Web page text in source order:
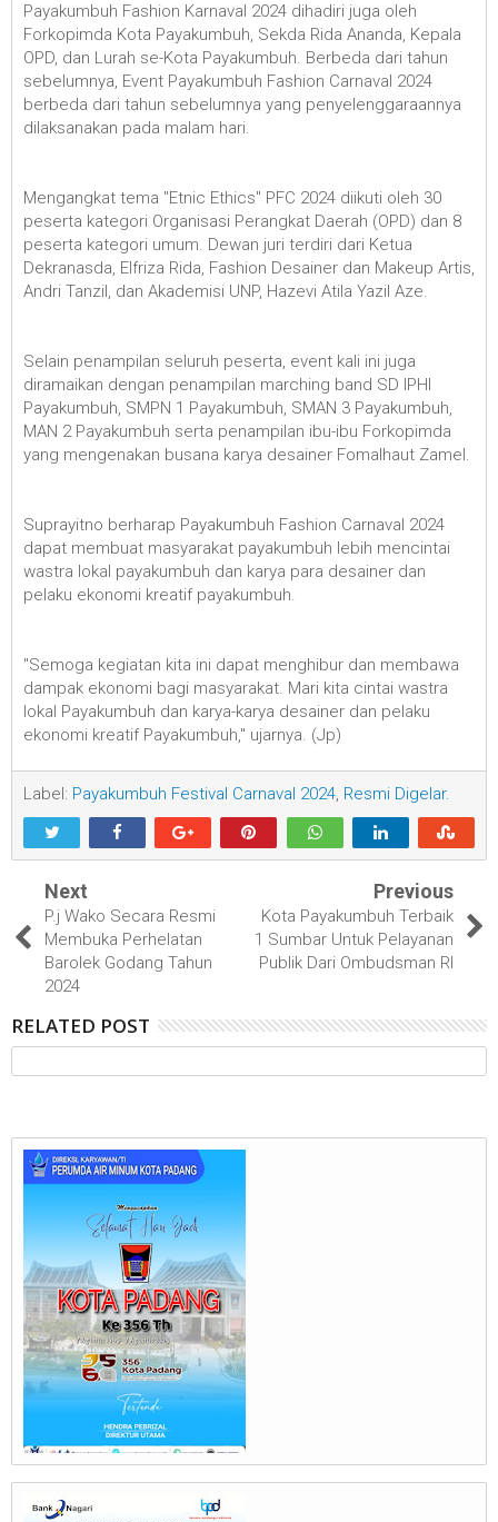
Payakumbuh Fashion Karnaval 2024 dihadiri juga oleh
Forkopimda Kota Payakumbuh, Sekda Rida Ananda, Kepala
OPD, dan Lurah se-Kota Payakumbuh. Berbeda dari tahun
sebelumnya, Event Payakumbuh Fashion Carnaval 2024
berbeda dari tahun sebelumnya yang penyelenggaraannya
dilaksanakan pada malam hari.
Mengangkat tema "Etnic Ethics" PFC 2024 diikuti oleh 30
peserta kategori Organisasi Perangkat Daerah (OPD) dan 8
peserta kategori umum. Dewan juri terdiri dari Ketua
Dekranasda, Elfriza Rida, Fashion Desainer dan Makeup Artis,
Andri Tanzil, dan Akademisi UNP, Hazevi Atila Yazil Aze.
Selain penampilan seluruh peserta, event kali ini juga
diramaikan dengan penampilan marching band SD IPHI
Payakumbuh, SMPN 1 Payakumbuh, SMAN 3 Payakumbuh,
MAN 2 Payakumbuh serta penampilan ibu-ibu Forkopimda
yang mengenakan busana karya desainer Fomalhaut Zamel.
Suprayitno berharap Payakumbuh Fashion Carnaval 2024
dapat membuat masyarakat payakumbuh lebih mencintai
wastra lokal payakumbuh dan karya para desainer dan
pelaku ekonomi kreatif payakumbuh.
"Semoga kegiatan kita ini dapat menghibur dan membawa
dampak ekonomi bagi masyarakat. Mari kita cintai wastra
lokal Payakumbuh dan karya-karya desainer dan pelaku
ekonomi kreatif Payakumbuh," ujarnya. (Jp)
Label: Payakumbuh Festival Carnaval 2024 Resmi Digelar.
Next
P.j Wako Secara Resmi
Membuka Perhelatan
Barolek Godang Tahun
2024
Previous
Kota Payakumbuh Terbaik
1 Sumbar Untuk Pelayanan
Publik Dari Ombudsman RI
RELATED POST